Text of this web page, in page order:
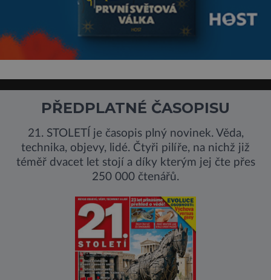
PŘEDPLATNÉ ČASOPISU
21. STOLETÍ je časopis plný novinek. Věda,
technika, objevy, lidé. Čtyři pilíře, na nichž již
téměř dvacet let stojí a díky kterým jej čte přes
250 000 čtenářů.